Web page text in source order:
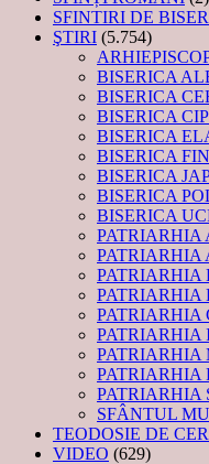
SFINTIRI DE
ŞTIRI (5.754)
BISERICA
BISERICA
BISERICA
BISERICA
BISERICA
BISERICA
BISERICA
BISERICA
PATRIARHIA
PATRIARHIA
PATRIARHIA
PATRIARHIA
PATRIARHIA
PATRIARHIA
PATRIARHIA
SFÂNTUL
TEODOSIE DE
VIDEO (629)